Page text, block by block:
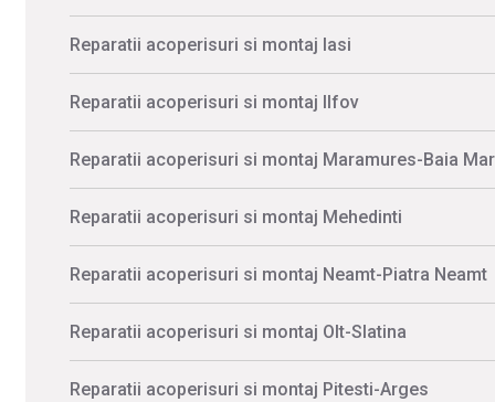
Reparatii acoperisuri si montaj Iasi
Reparatii acoperisuri si montaj Ilfov
Reparatii acoperisuri si montaj Maramures-Baia
Reparatii acoperisuri si montaj Mehedinti
Reparatii acoperisuri si montaj Neamt-Piatra Neamt
Reparatii acoperisuri si montaj Olt-Slatina
Reparatii acoperisuri si montaj Pitesti-Arges